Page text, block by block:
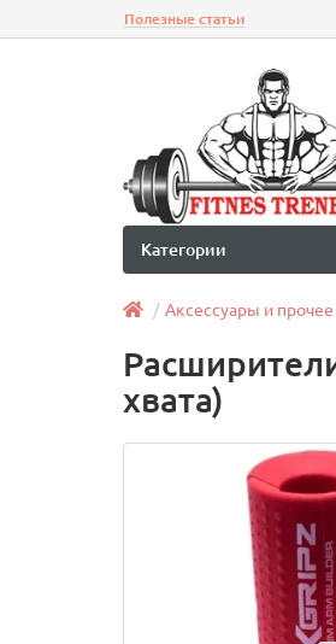
Полезные статьи
Категории
Аксессуары и прочее
хвата)